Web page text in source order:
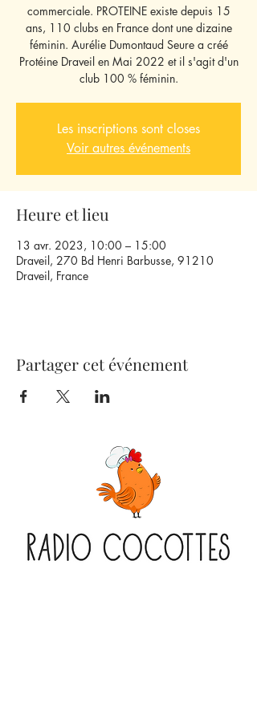
commerciale. PROTEINE existe depuis 15
ans, 110 clubs en France dont une dizaine
féminin. Aurélie Dumontaud Seure a créé
Protéine Draveil en Mai 2022 et il s'agit d'un
club 100 % féminin.
Les inscriptions sont closes
Voir autres événements
Heure et lieu
13 avr. 2023, 10:00 – 15:00
Draveil, 270 Bd Henri Barbusse, 91210
Draveil, France
Partager cet événement